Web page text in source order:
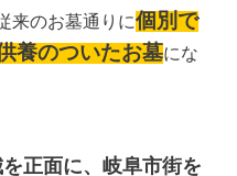
来のお墓通りに個別で
養のついたお墓にな
正面に、岐阜市街を